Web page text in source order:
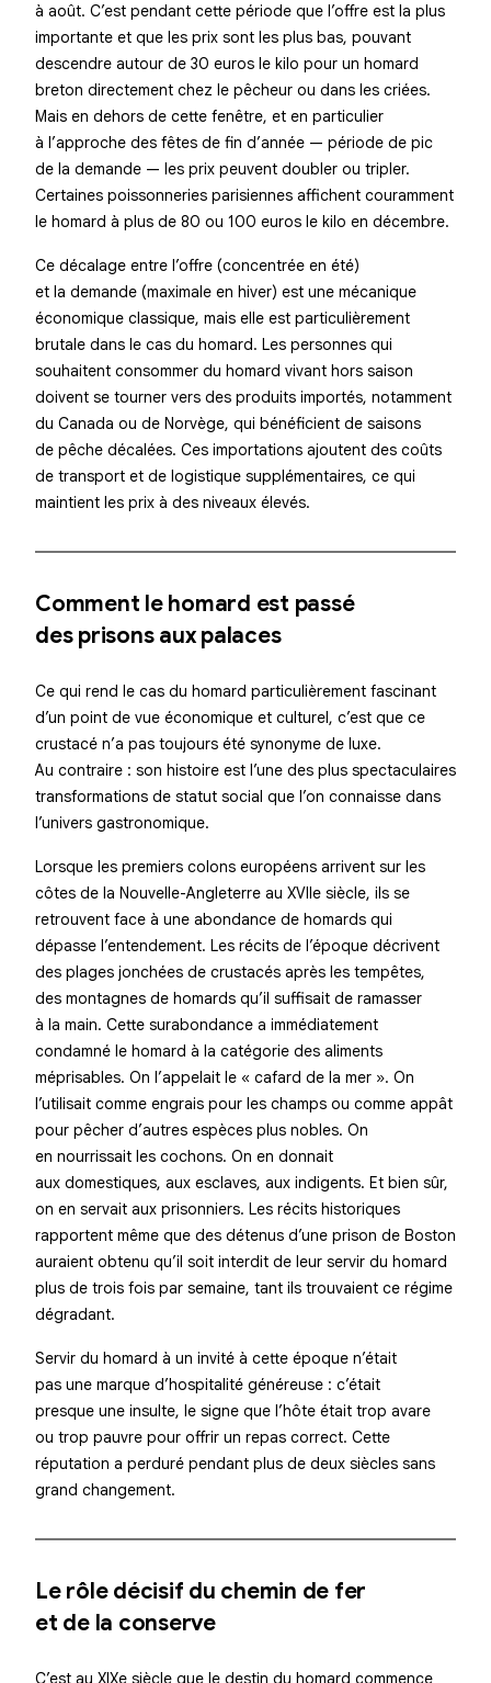
à août. C’est pendant cette période que l’offre est la plus
importante et que les prix sont les plus bas, pouvant
descendre autour de 30 euros le kilo pour un homard
breton directement chez le pêcheur ou dans les criées.
Mais en dehors de cette fenêtre, et en particulier
à l’approche des fêtes de fin d’année — période de pic
de la demande — les prix peuvent doubler ou tripler.
Certaines poissonneries parisiennes affichent couramment
le homard à plus de 80 ou 100 euros le kilo en décembre.
Ce décalage entre l’offre (concentrée en été)
et la demande (maximale en hiver) est une mécanique
économique classique, mais elle est particulièrement
brutale dans le cas du homard. Les personnes qui
souhaitent consommer du homard vivant hors saison
doivent se tourner vers des produits importés, notamment
du Canada ou de Norvège, qui bénéficient de saisons
de pêche décalées. Ces importations ajoutent des coûts
de transport et de logistique supplémentaires, ce qui
maintient les prix à des niveaux élevés.
Comment le homard est passé
des prisons aux palaces
Ce qui rend le cas du homard particulièrement fascinant
d’un point de vue économique et culturel, c’est que ce
crustacé n’a pas toujours été synonyme de luxe.
Au contraire : son histoire est l’une des plus spectaculaires
transformations de statut social que l’on connaisse dans
l’univers gastronomique.
Lorsque les premiers colons européens arrivent sur les
côtes de la Nouvelle-Angleterre au XVIIe siècle, ils se
retrouvent face à une abondance de homards qui
dépasse l’entendement. Les récits de l’époque décrivent
des plages jonchées de crustacés après les tempêtes,
des montagnes de homards qu’il suffisait de ramasser
à la main. Cette surabondance a immédiatement
condamné le homard à la catégorie des aliments
méprisables. On l’appelait le « cafard de la mer ». On
l’utilisait comme engrais pour les champs ou comme appât
pour pêcher d’autres espèces plus nobles. On
en nourrissait les cochons. On en donnait
aux domestiques, aux esclaves, aux indigents. Et bien sûr,
on en servait aux prisonniers. Les récits historiques
rapportent même que des détenus d’une prison de Boston
auraient obtenu qu’il soit interdit de leur servir du homard
plus de trois fois par semaine, tant ils trouvaient ce régime
dégradant.
Servir du homard à un invité à cette époque n’était
pas une marque d’hospitalité généreuse : c’était
presque une insulte, le signe que l’hôte était trop avare
ou trop pauvre pour offrir un repas correct. Cette
réputation a perduré pendant plus de deux siècles sans
grand changement.
Le rôle décisif du chemin de fer
et de la conserve
C’est au XIXe siècle que le destin du homard commence